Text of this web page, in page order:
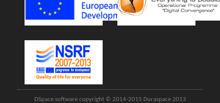
DSpace software copyright © 2014-2015 Duraspace 2013